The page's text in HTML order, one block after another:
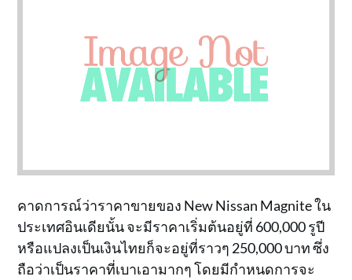
คาดการณ์ว่าราคาขายของ New Nissan Magnite ใน
ประเทศอินเดียนั้น จะมีราคาเริ่มต้นอยู่ที่ 600,000 รูปี
หรือแปลงเป็นเงินไทยก็จะอยู่ที่ราวๆ 250,000 บาท ซึ่ง
ถือว่าเป็นราคาที่เบาเอามากๆ โดยมีกำหนดการจะ